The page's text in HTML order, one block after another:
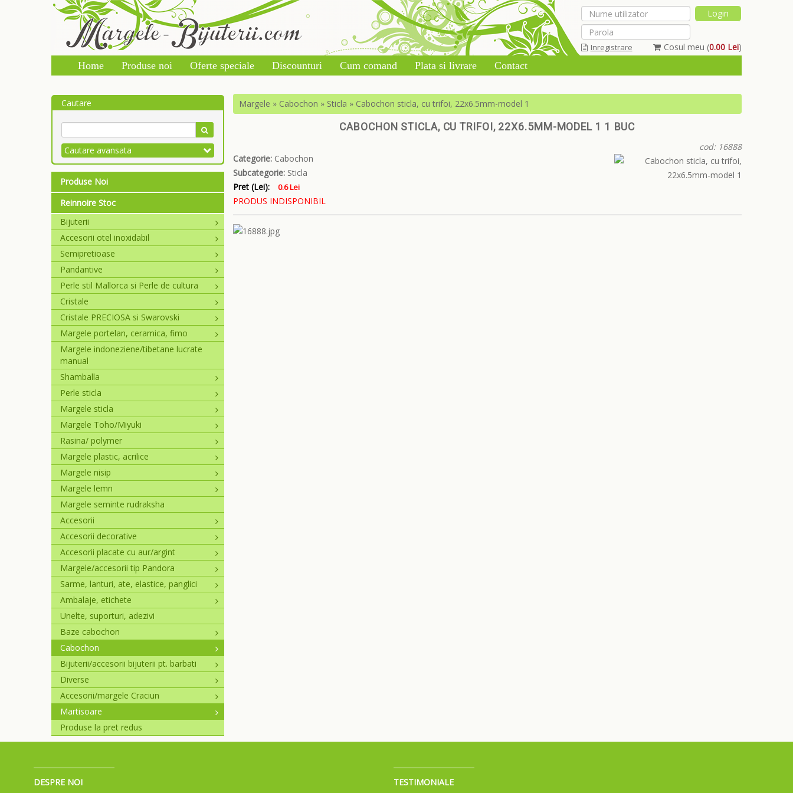
Cosul meu (0.00 Lei)
Inregistrare
Home Produse noi Oferte speciale Discounturi Cum comand Plata si livrare Contact
Cautare
Cautare avansata
Produse Noi
Reinnoire Stoc
Bijuterii
Accesorii otel inoxidabil
Semipretioase
Pandantive
Perle stil Mallorca si Perle de cultura
Cristale
Cristale PRECIOSA si Swarovski
Margele portelan, ceramica, fimo
Margele indoneziene/tibetane lucrate
manual
Shamballa
Perle sticla
Margele sticla
Margele Toho/Miyuki
Rasina/ polymer
Margele plastic, acrilice
Margele nisip
Margele lemn
Margele seminte rudraksha
Accesorii
Accesorii decorative
Accesorii placate cu aur/argint
Margele/accesorii tip Pandora
Sarme, lanturi, ate, elastice, panglici
Ambalaje, etichete
Unelte, suporturi, adezivi
Baze cabochon
Cabochon
Bijuterii/accesorii bijuterii pt. barbati
Diverse
Accesorii/margele Craciun
Martisoare
Produse la pret redus
Margele » Cabochon » Sticla » Cabochon sticla, cu trifoi, 22x6.5mm-model 1
CABOCHON STICLA, CU TRIFOI, 22X6.5MM-MODEL 1 1 BUC
Categorie:Cabochon
Subcategorie:Sticla
Pret (Lei):
0.6 Lei
PRODUS INDISPONIBIL
cod: 16888
DESPRE NOI TESTIMONIALE